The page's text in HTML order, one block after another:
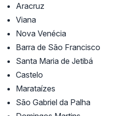
Aracruz
Viana
Nova Venécia
Barra de São Francisco
Santa Maria de Jetibá
Castelo
Marataízes
São Gabriel da Palha